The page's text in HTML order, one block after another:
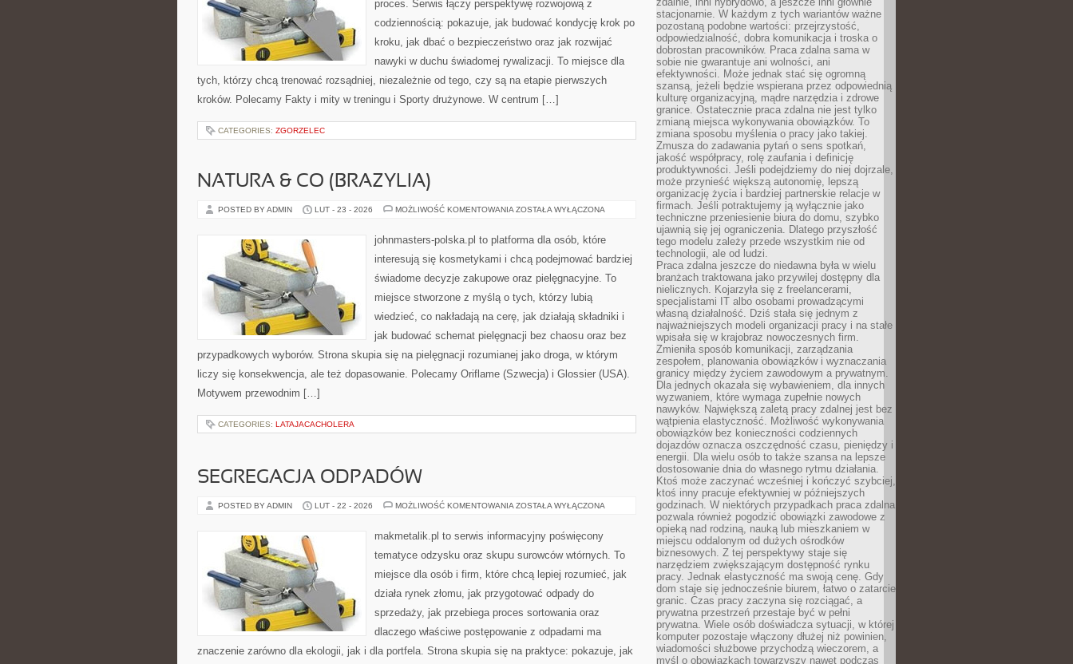
proces. Serwis łączy perspektywę rozwojową z
codziennością: pokazuje, jak budować kondycję krok po
kroku, jak dbać o bezpieczeństwo oraz jak rozwijać
nawyki w duchu świadomej rywalizacji. To miejsce dla
tych, którzy chcą trenować rozsądniej, niezależnie od tego, czy są na etapie pierwszych
kroków. Polecamy Fakty i mity w treningu i Sporty drużynowe. W centrum […]
CATEGORIES: ZGORZELEC
NATURA & CO (BRAZYLIA)
POSTED BY ADMIN LUT - 23 - 2026 MOŻLIWOŚĆ KOMENTOWANIA NATURA
(BRAZYLIA)
ZOSTAŁA WYŁĄCZONA
johnmasters-polska.pl to platforma dla osób, które
interesują się kosmetykami i chcą podejmować bardziej
świadome decyzje zakupowe oraz pielęgnacyjne. To
miejsce stworzone z myślą o tych, którzy lubią
wiedzieć, co nakładają na cerę, jak działają składniki i
jak budować schemat pielęgnacji bez chaosu oraz bez
przypadkowych wyborów. Strona skupia się na pielęgnacji rozumianej jako droga, w którym
liczy się konsekwencja, ale też dopasowanie. Polecamy Oriflame (Szwecja) i Glossier (USA).
Motywem przewodnim […]
CATEGORIES: LATAJACACHOLERA
SEGREGACJA ODPADÓW
POSTED BY ADMIN LUT - 22 - 2026 MOŻLIWOŚĆ KOMENTOWANIA SEGREGACJA
ZOSTAŁA WYŁĄCZONA
makmetalik.pl to serwis informacyjny poświęcony
tematyce odzysku oraz skupu surowców wtórnych. To
miejsce dla osób i firm, które chcą lepiej rozumieć, jak
działa rynek złomu, jak przygotować odpady do
sprzedaży, jak przebiega proces sortowania oraz
dlaczego właściwe postępowanie z odpadami ma
znaczenie zarówno dla ekologii, jak i dla portfela. Strona skupia się na praktyce: pokazuje, jak
stacjonarnie. W każdym z tych wariantów ważne
pozostaną podobne wartości: przejrzystość,
odpowiedzialność, dobra komunikacja i troska o
dobrostan pracowników. Praca zdalna sama w
sobie nie gwarantuje ani wolności, ani
efektywności. Może jednak stać się ogromną
szansą, jeżeli będzie wspierana przez odpowiednią
kulturę organizacyjną, mądre narzędzia i zdrowe
granice. Ostatecznie praca zdalna nie jest tylko
zmianą miejsca wykonywania obowiązków. To
zmiana sposobu myślenia o pracy jako takiej.
Zmusza do zadawania pytań o sens spotkań,
jakość współpracy, rolę zaufania i definicję
produktywności. Jeśli podejdziemy do niej dojrzale,
może przynieść większą autonomię, lepszą
organizację życia i bardziej partnerskie relacje w
firmach. Jeśli potraktujemy ją wyłącznie jako
techniczne przeniesienie biura do domu, szybko
ujawnią się jej ograniczenia. Dlatego przyszłość
tego modelu zależy przede wszystkim nie od
technologii, ale od ludzi.
Praca zdalna jeszcze do niedawna była w wielu
branżach traktowana jako przywilej dostępny dla
nielicznych. Kojarzyła się z freelancerami,
specjalistami IT albo osobami prowadzącymi
własną działalność. Dziś stała się jednym z
najważniejszych modeli organizacji pracy i na stałe
wpisała się w krajobraz nowoczesnych firm.
Zmieniła sposób komunikacji, zarządzania
zespołem, planowania obowiązków i wyznaczania
granicy między życiem zawodowym a prywatnym.
Dla jednych okazała się wybawieniem, dla innych
wyzwaniem, które wymaga zupełnie nowych
nawyków. Największą zaletą pracy zdalnej jest bez
wątpienia elastyczność. Możliwość wykonywania
obowiązków bez konieczności codziennych
dojazdów oznacza oszczędność czasu, pieniędzy i
energii. Dla wielu osób to także szansa na lepsze
dostosowanie dnia do własnego rytmu działania.
Ktoś może zaczynać wcześniej i kończyć szybciej,
ktoś inny pracuje efektywniej w późniejszych
godzinach. W niektórych przypadkach praca zdalna
pozwala również pogodzić obowiązki zawodowe z
opieką nad rodziną, nauką lub mieszkaniem w
miejscu oddalonym od dużych ośrodków
biznesowych. Z tej perspektywy staje się
narzędziem zwiększającym dostępność rynku
pracy. Jednak elastyczność ma swoją cenę. Gdy
dom staje się jednocześnie biurem, łatwo o zatarcie
granic. Czas pracy zaczyna się rozciągać, a
prywatna przestrzeń przestaje być w pełni
prywatna. Wiele osób doświadcza sytuacji, w której
komputer pozostaje włączony dłużej niż powinien,
wiadomości służbowe przychodzą wieczorem, a
myśl o obowiązkach towarzyszy nawet podczas